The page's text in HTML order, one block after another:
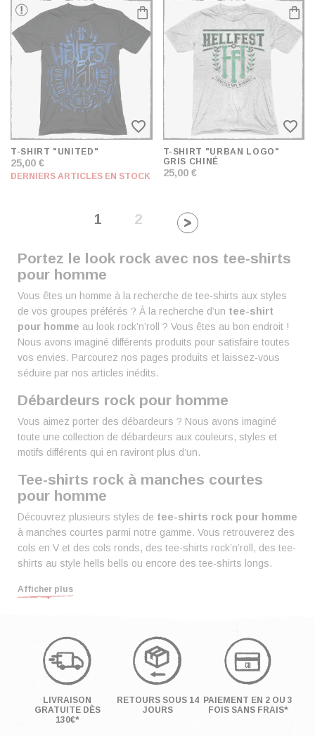
favorite_border
T-SHIRT "UNITED"
25,00 €
DERNIERS ARTICLES EN STOCK
favorite_border
T-SHIRT "URBAN LOGO"
GRIS CHINÉ
25,00 €
1 2
Portez le look rock avec nos tee-shirts
pour homme
Vous êtes un homme à la recherche de tee-shirts aux styles
de vos groupes préférés ? À la recherche d’un tee-shirt
pour homme au look rock’n’roll ? Vous êtes au bon endroit !
Nous avons imaginé différents produits pour satisfaire toutes
vos envies. Parcourez nos pages produits et laissez-vous
séduire par nos articles inédits.
Débardeurs rock pour homme
Vous aimez porter des débardeurs ? Nous avons imaginé
toute une collection de débardeurs aux couleurs, styles et
motifs différents qui en raviront plus d’un.
Tee-shirts rock à manches courtes
pour homme
Découvrez plusieurs styles de tee-shirts rock pour homme
à manches courtes parmi notre gamme. Vous retrouverez des
cols en V et des cols ronds, des tee-shirts rock’n’roll, des tee-
shirts au style hells bells ou encore des tee-shirts longs.
Tee-shirts rock à manches longues
nos tee-shirts à manches longues
. Que vous
recherchiez un loogsleeve noir pour homme rock
ou bien un tee-shirt collector du Hellfest, vous
trouverez votre bonheur à coup sûr !
Polos rock pour les étoiles montantes
Afficher plus
LIVRAISON
GRATUITE DÈS
130€*
RETOURS SOUS 14
JOURS
PAIEMENT EN 2 OU 3
FOIS SANS FRAIS*